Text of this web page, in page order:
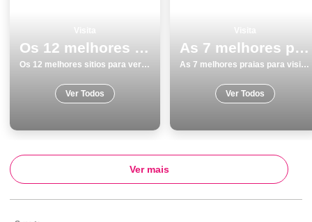
Os 12 melhores sitios para ver e visitar em Viseu
Os 12 melhores sitios para ver e visitar em Viseu
Ver Todos
As 7 melhores praias para visitar
As 7 melhores praias para visitar
Ver Todos
Ver mais